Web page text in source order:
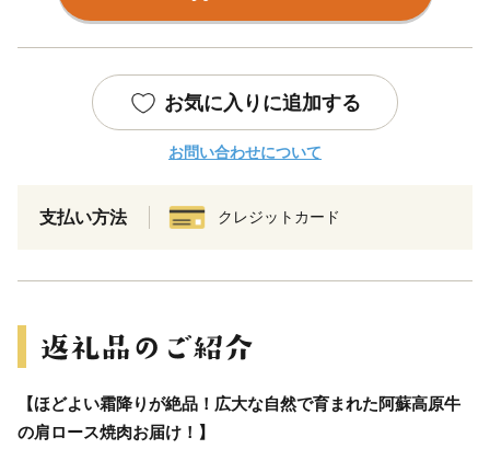
お気に入りに追加する
お問い合わせについて
支払い方法 クレジットカード
【ほどよい霜降りが絶品！広大な自然で育まれた阿蘇高原牛
の肩ロース焼肉お届け！】